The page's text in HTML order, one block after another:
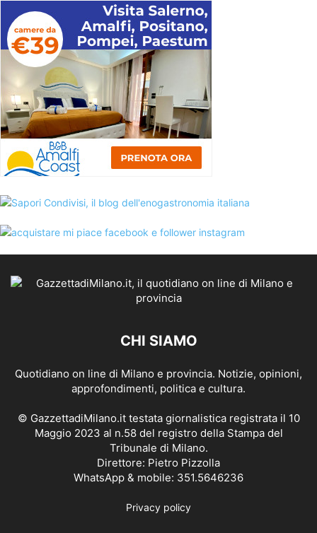
CHI SIAMO
Quotidiano on line di Milano e provincia. Notizie, opinioni,
approfondimenti, politica e cultura.
© GazzettadiMilano.it testata giornalistica registrata il 10
Maggio 2023 al n.58 del registro della Stampa del
Tribunale di Milano.
Direttore: Pietro Pizzolla
WhatsApp & mobile: 351.5646236
Privacy policy